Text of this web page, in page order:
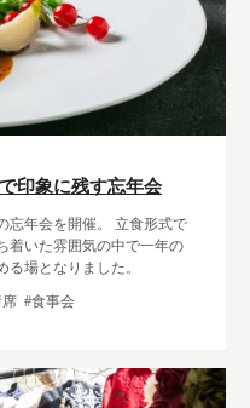
印象に残す忘年会
忘年会を開催。 立食形式で
着いた雰囲気の中で一年の
場となりました。
席 #食事会